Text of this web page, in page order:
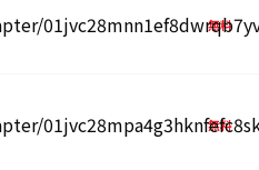
無料
無料